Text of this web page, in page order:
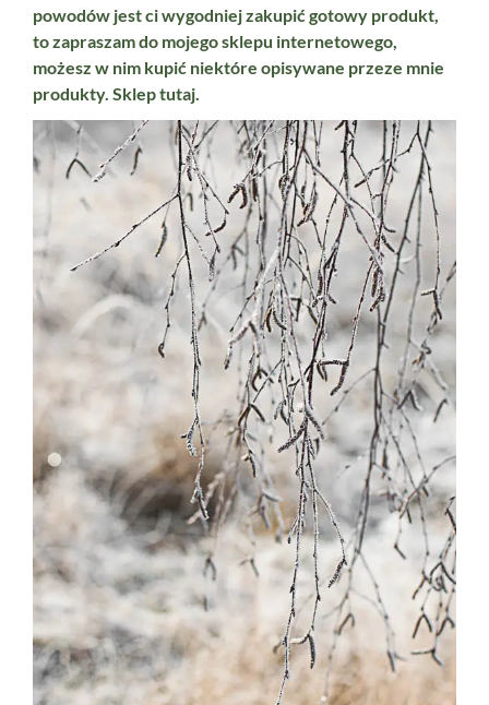
powodów jest ci wygodniej zakupić gotowy produkt,
to zapraszam do mojego sklepu internetowego,
możesz w nim kupić niektóre opisywane przeze mnie
produkty. Skleptutaj.